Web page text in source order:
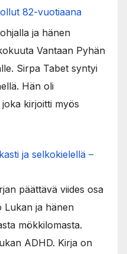
82-vuotiaana
ja hänen
Vantaan Pyhän
Sirpa Tabet syntyi
Hän oli
kirjoitti myös
ja selkokielellä –
päättävä viides osa
Lukan ja hänen
mökkilomasta.
ADHD. Kirja on